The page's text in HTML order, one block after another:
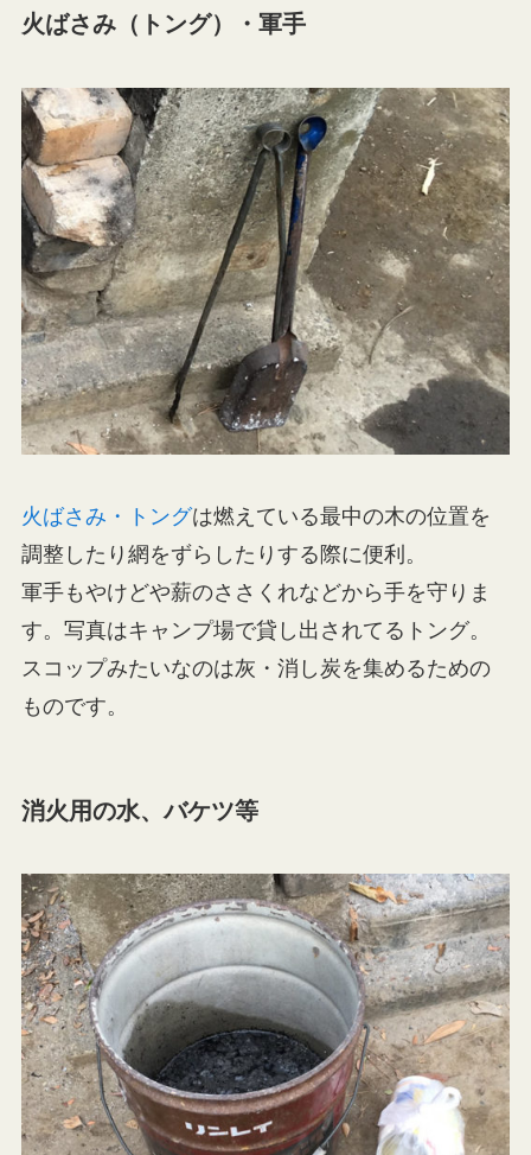
火ばさみ（トング）・軍手
火ばさみ・トングは燃えている最中の木の位置を
調整したり網をずらしたりする際に便利。
軍手もやけどや薪のささくれなどから手を守りま
す。写真はキャンプ場で貸し出されてるトング。
スコップみたいなのは灰・消し炭を集めるための
ものです。
消火用の水、バケツ等